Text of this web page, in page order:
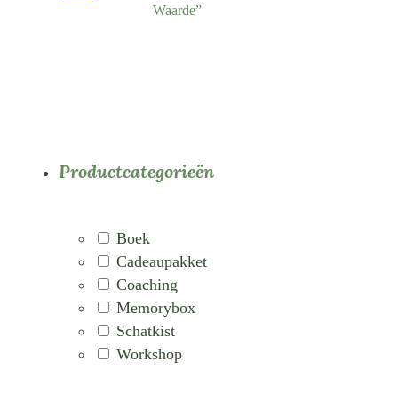
Waarde”
Productcategorieën
Boek
Cadeaupakket
Coaching
Memorybox
Schatkist
Workshop